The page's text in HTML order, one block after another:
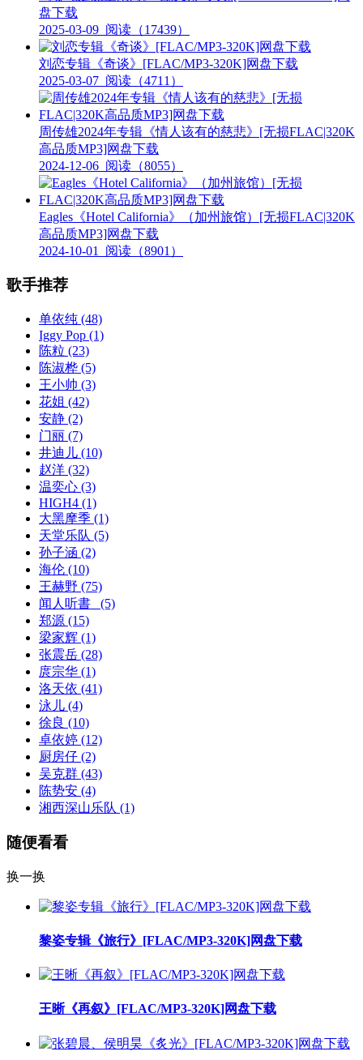
盘下载
2025-03-09 阅读（17439）
刘恋专辑《奇谈》[FLAC/MP3-320K]网盘下载
2025-03-07 阅读（4711）
周传雄2024年专辑《情人该有的慈悲》[无损FLAC|320K
高品质MP3]网盘下载
2024-12-06 阅读（8055）
Eagles《Hotel California》（加州旅馆）[无损FLAC|320K
高品质MP3]网盘下载
2024-10-01
阅读（8901）
歌手推荐
单依纯 (48)
Iggy Pop (1)
陈粒 (23)
陈淑桦 (5)
王小帅 (3)
花姐 (42)
安静 (2)
门丽 (7)
井迪儿 (10)
赵洋 (32)
温奕心 (3)
HIGH4 (1)
大黑摩季 (1)
天堂乐队 (5)
孙子涵 (2)
海伦 (10)
王赫野 (75)
闻人听書_
(5)
郑源 (15)
梁家辉 (1)
张震岳 (28)
庹宗华 (1)
洛天依 (41)
泳儿 (4)
徐良 (10)
卓依婷 (12)
厨房仔 (2)
吴克群 (43)
陈势安 (4)
湘西深山乐队 (1)
随便看看
换一换
黎姿专辑《旅行》[FLAC/MP3-320K]网盘下载
王晰《再叙》[FLAC/MP3-320K]网盘下载